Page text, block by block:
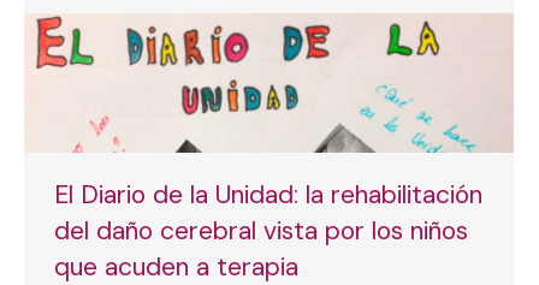
El Diario de la Unidad: la rehabilitación
del daño cerebral vista por los niños
que acuden a terapia